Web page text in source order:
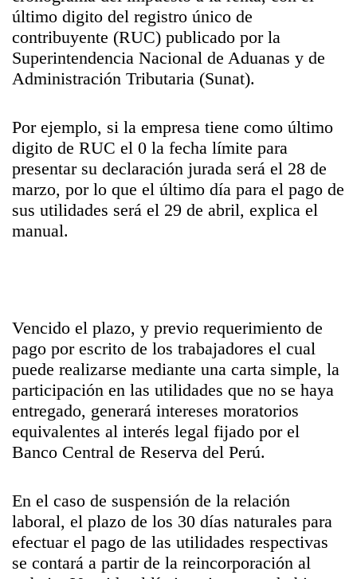
último digito del registro único de
contribuyente (RUC) publicado por la
Superintendencia Nacional de Aduanas y de
Administración Tributaria (Sunat).
Por ejemplo, si la empresa tiene como último
digito de RUC el 0 la fecha límite para
presentar su declaración jurada será el 28 de
marzo, por lo que el último día para el pago de
sus utilidades será el 29 de abril, explica el
manual.
Vencido el plazo, y previo requerimiento de
pago por escrito de los trabajadores el cual
puede realizarse mediante una carta simple, la
participación en las utilidades que no se haya
entregado, generará intereses moratorios
equivalentes al interés legal fijado por el
Banco Central de Reserva del Perú.
En el caso de suspensión de la relación
laboral, el plazo de los 30 días naturales para
efectuar el pago de las utilidades respectivas
se contará a partir de la reincorporación al